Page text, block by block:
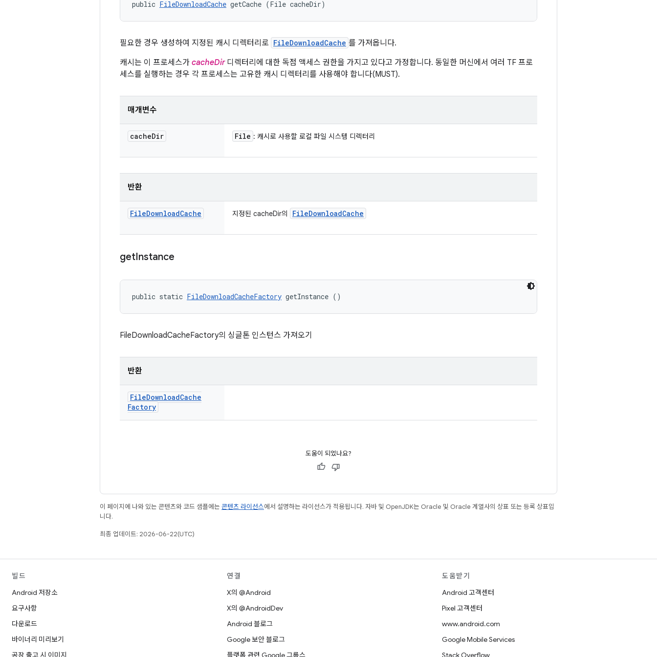
public FileDownloadCache getCache (File cacheDir)
필요한 경우 생성하여 지정된 캐시 디렉터리로 FileDownloadCache 를 가져옵니다.
캐시는 이 프로세스가 cacheDir디렉터리에 대한 독점 액세스 권한을 가지고 있다고 가정합니다. 동일한 머신에서 여러 TF 프로
세스를 실행하는 경우 각 프로세스는 고유한 캐시 디렉터리를 사용해야 합니다(MUST).
매개변수
cacheDir File : 캐시로 사용할 로컬 파일 시스템 디렉터리
반환
FileDownloadCache 지정된 cacheDir의 FileDownloadCache
getInstance
public static FileDownloadCacheFactory getInstance ()
FileDownloadCacheFactory의 싱글톤 인스턴스 가져오기
반환
FileDownloadCache
Factory
도움이 되었나요?
이 페이지에 나와 있는 콘텐츠와 코드 샘플에는 콘텐츠 라이선스에서 설명하는 라이선스가 적용됩니다. 자바 및 OpenJDK는 Oracle 및 Oracle 계열사의 상표 또는 등록 상표입
니다.
최종 업데이트: 2026-06-22(UTC)
빌드
Android 저장소
요구사항
다운로드
바이너리 미리보기
공장 출고 시 이미지
연결
X의 @Android
X의 @AndroidDev
Android 블로그
Google 보안 블로그
플랫폼 관련 Google 그룹스
도움받기
Android 고객센터
Pixel 고객센터
www.android.com
Google Mobile Services
Stack Overflow